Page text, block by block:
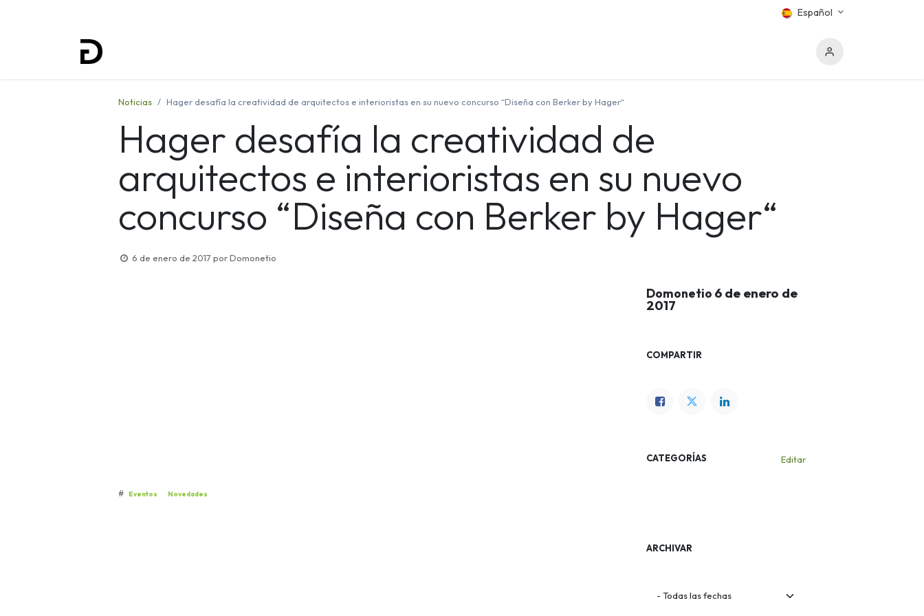
Español
Noticias Hager desafía la creatividad de arquitectos e interioristas en su nuevo concurso “Diseña con Berker by Hager“
Hager desafía la creatividad de
arquitectos e interioristas en su nuevo
concurso “Diseña con Berker by Hager“
6 de enero de 2017 porDomonetio
# Eventos Novedades
Domonetio 6 de enero de
2017
COMPARTIR
CATEGORÍAS Editar
ARCHIVAR